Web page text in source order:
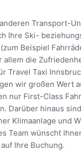
Transport-
Ihre Ski-
Beispiel
allem die
Travel Taxi
wir großen Wert
nur First-Class
Darüber hinaus
Klimaanlage und
Team wünscht
Ihre Buchung.